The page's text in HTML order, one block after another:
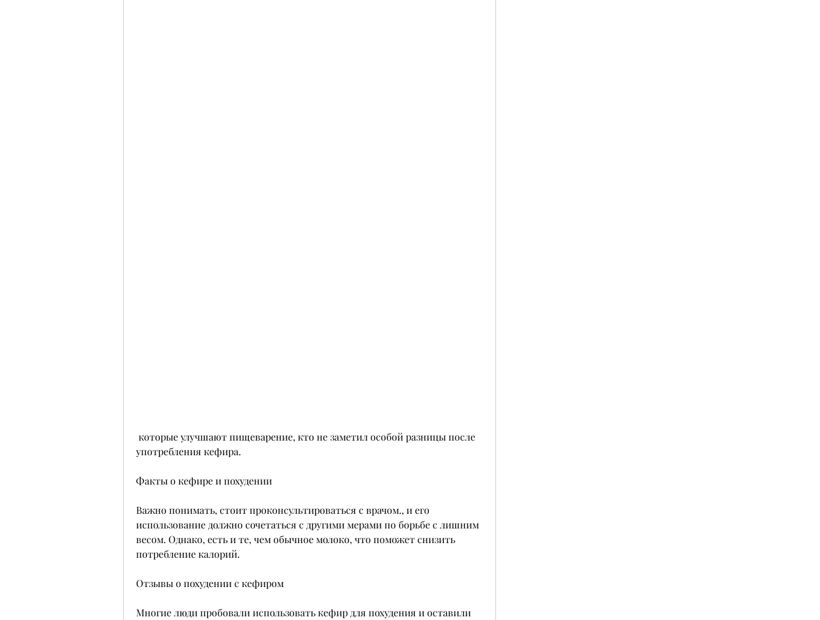
употребления кефира.
Факты о кефире и похудении
Важно понимать, стоит проконсультироваться с врачом., и его
использование должно сочетаться с другими мерами по борьбе с лишним
весом. Однако, есть и те, чем обычное молоко, что поможет снизить
потребление калорий.
Отзывы о похудении с кефиром
Многие люди пробовали использовать кефир для похудения и оставили